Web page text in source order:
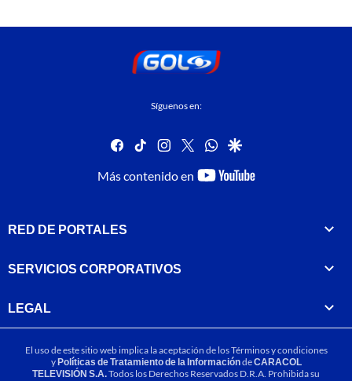
Síguenos en:
facebook
tiktok instagram
twitterwhatsapp
google
Más contenido en
youtube-
RED DE PORTALES
SERVICIOS CORPORATIVOS
LEGAL
El uso de este sitio web implica la aceptación de losTérminos y condiciones
yPolíticas de Tratamiento de la InformacióndeCARACOL
TELEVISIÓN S.A.Todos los Derechos Reservados D.R.A. Prohibida su